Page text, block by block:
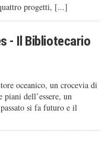
progetti, [...]
- Il Bibliotecario
oceanico, un crocevia di
dell’essere, un
si fa futuro e il